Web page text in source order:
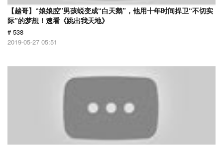
【越哥】“娘娘腔”男孩蜕变成“白天鹅”，他用十年时间捍卫“不切实
际”的梦想！速看《跳出我天地》
# 538
2019-05-27 05:51